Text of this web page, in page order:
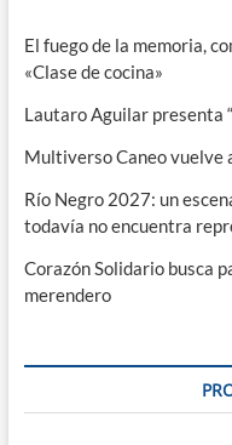
El fuego de la memoria,
«Clase de cocina»
Lautaro Aguilar presenta
Multiverso Caneo vuelve
Río Negro 2027: un
todavía no encuentra
Corazón Solidario busca
merendero